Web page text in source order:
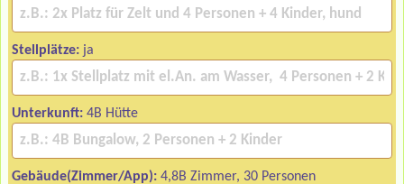
Stellplätze: ja
Unterkunft: 4B Hütte
Gebäude(Zimmer/App): 4,8B Zimmer, 30 Personen